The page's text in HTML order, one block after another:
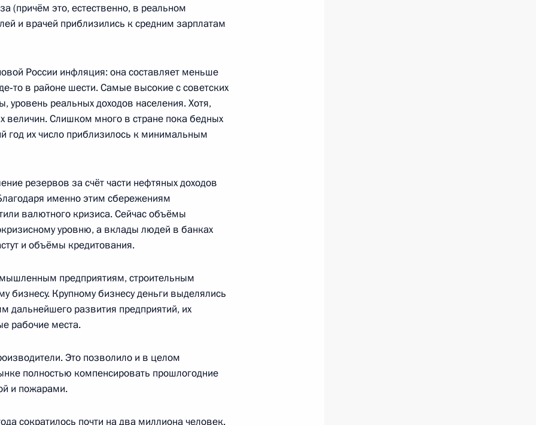
охраны
Горки
1
Горки
Суда
Горки
(причём это, естественно, в реальном
и врачей приблизились к средним зарплатам
России инфляция: она составляет меньше
в районе шести. Самые высокие с советских
реальных доходов населения. Хотя,
величин. Слишком много в стране пока бедных
год их число приблизилось к минимальным
резервов за счёт части нефтяных доходов
именно этим сбережениям
валютного кризиса. Сейчас объёмы
уровню, а вклады людей в банках
и объёмы кредитования.
предприятиям, строительным
бизнесу. Крупному бизнесу деньги выделялись
дальнейшего развития предприятий, их
рабочие места.
Это позволило и в целом
полностью компенсировать прошлогодние
и пожарами.
сократилось почти на два миллиона человек.